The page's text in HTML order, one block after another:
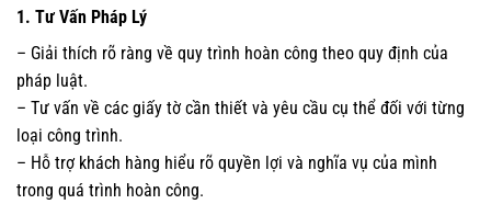
1. Tư Vấn Pháp Lý
– Giải thích rõ ràng về quy trình hoàn công theo quy định của
pháp luật.
– Tư vấn về các giấy tờ cần thiết và yêu cầu cụ thể đối với từng
loại công trình.
– Hỗ trợ khách hàng hiểu rõ quyền lợi và nghĩa vụ của mình
trong quá trình hoàn công.